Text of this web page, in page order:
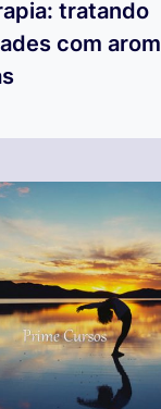
tratando
com